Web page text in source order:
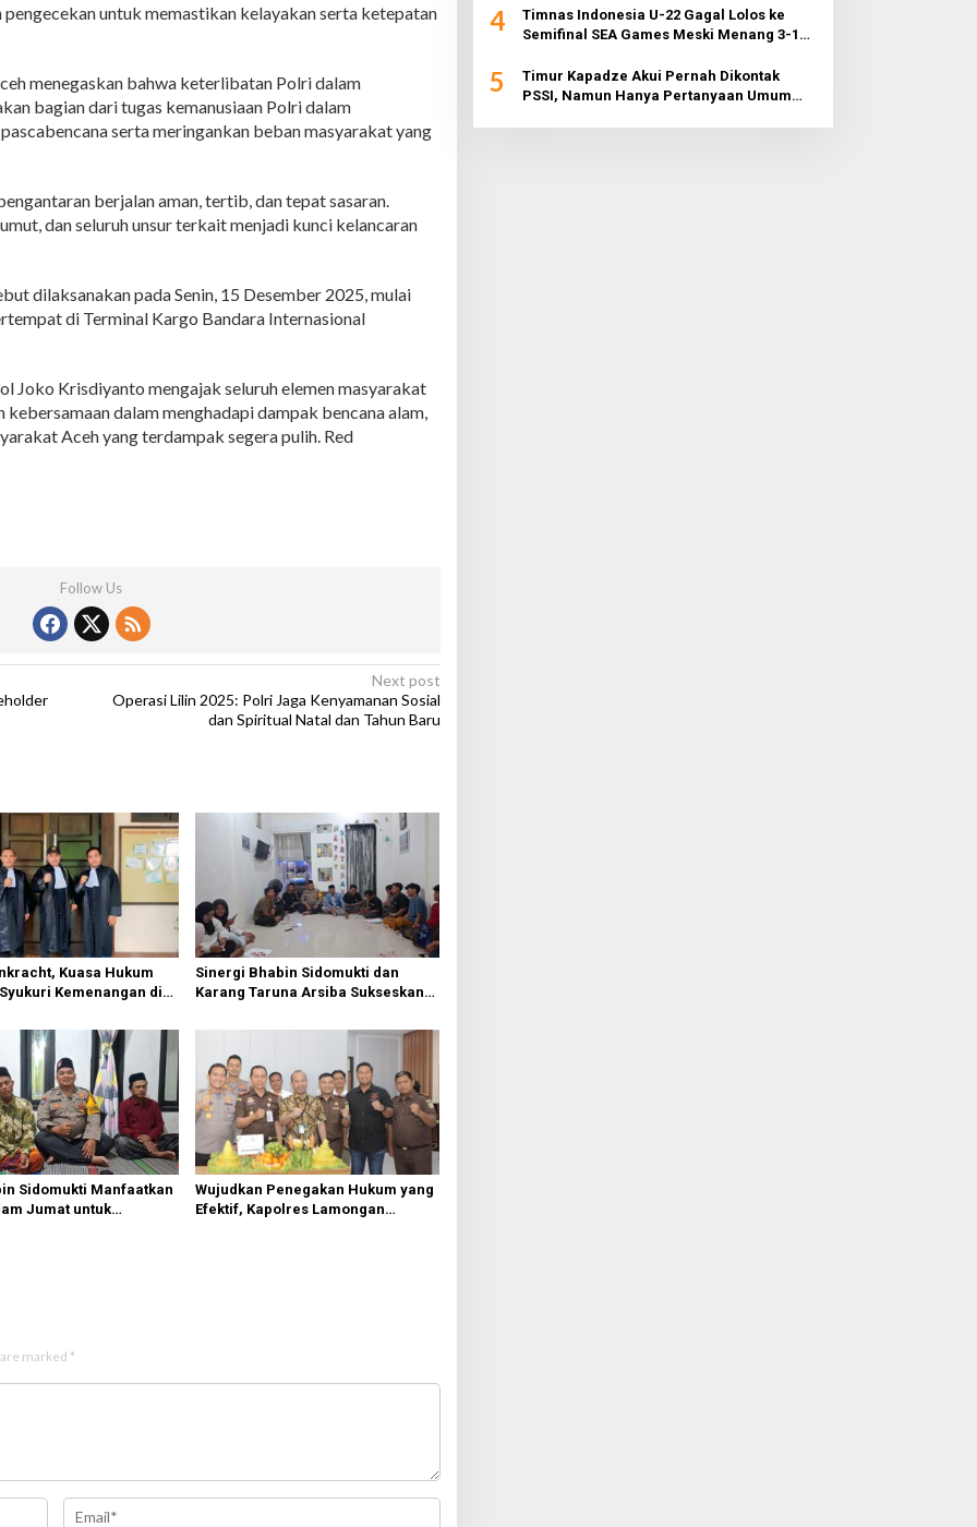
untuk memastikan kelayakan serta ketepatan
menegaskan bahwa keterlibatan Polri dalam
bagian dari tugas kemanusiaan Polri dalam
serta meringankan beban masyarakat yang
berjalan aman, tertib, dan tepat sasaran.
dan seluruh unsur terkait menjadi kunci kelancaran
dilaksanakan pada Senin, 15 Desember 2025, mulai
di Terminal Kargo Bandara Internasional
Joko Krisdiyanto mengajak seluruh elemen masyarakat
dalam menghadapi dampak bencana alam,
Aceh yang terdampak segera pulih. Red
Follow Us
Next post
Operasi Lilin 2025: Polri Jaga Kenyamanan Sosial
dan Spiritual Natal dan Tahun Baru
Kuasa Hukum
Kemenangan di
Sinergi Bhabin Sidomukti dan
Karang Taruna Arsiba Sukseskan
Sidomukti Manfaatkan
Jumat untuk
Wujudkan Penegakan Hukum yang
Efektif, Kapolres Lamongan
marked *
4
Timnas Indonesia U-22 Gagal Lolos ke
Semifinal SEA Games Meski Menang 3-1
5
Timur Kapadze Akui Pernah Dikontak
PSSI, Namun Hanya Pertanyaan Umum